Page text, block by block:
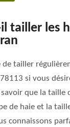
tailler les
de tailler
si vous
que la taille
de haie et la
connaissons